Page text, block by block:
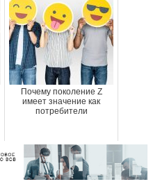
Почему поколение Z
имеет значение как
потребители